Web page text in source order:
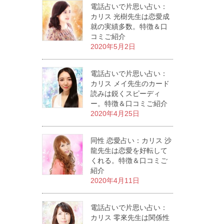
電話占いで片思い占い：
カリス 光樹先生は恋愛成
就の実績多数。特徴＆口
コミご紹介
2020年5月2日
電話占いで片思い占い：
カリス メイ先生のカード
読みは鋭くスピーディ
ー。特徴＆口コミご紹介
2020年4月25日
同性 恋愛占い：カリス 沙
龍先生は恋愛を好転して
くれる。特徴＆口コミご
紹介
2020年4月11日
電話占いで片思い占い：
カリス 零來先生は関係性